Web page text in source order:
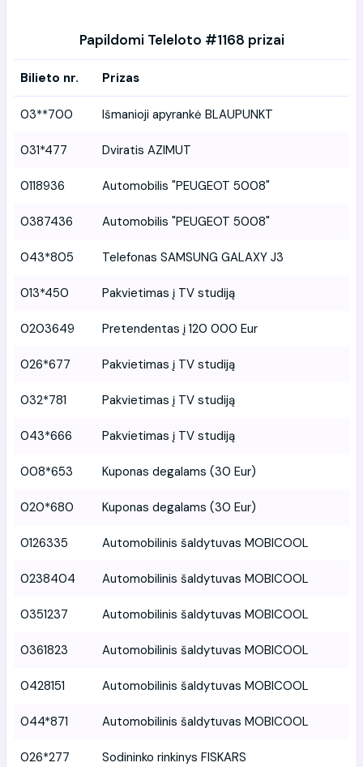
Papildomi Teleloto #1168 prizai
Bilieto nr. Prizas
03**700 Išmanioji apyrankė BLAUPUNKT
031*477 Dviratis AZIMUT
0118936 Automobilis "PEUGEOT 5008"
0387436 Automobilis "PEUGEOT 5008"
043*805 Telefonas SAMSUNG GALAXY J3
013*450 Pakvietimas į TV studiją
0203649 Pretendentas į 120 000 Eur
026*677 Pakvietimas į TV studiją
032*781 Pakvietimas į TV studiją
043*666 Pakvietimas į TV studiją
008*653 Kuponas degalams (30 Eur)
020*680 Kuponas degalams (30 Eur)
0126335 Automobilinis šaldytuvas MOBICOOL
0238404 Automobilinis šaldytuvas MOBICOOL
0351237 Automobilinis šaldytuvas MOBICOOL
0361823 Automobilinis šaldytuvas MOBICOOL
0428151 Automobilinis šaldytuvas MOBICOOL
044*871 Automobilinis šaldytuvas MOBICOOL
026*277 Sodininko rinkinys FISKARS